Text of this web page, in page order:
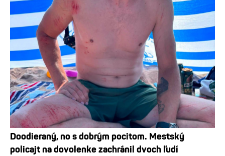
Doodieraný, no s dobrým pocitom. Mestský
policajt na dovolenke zachránil dvoch ľudí